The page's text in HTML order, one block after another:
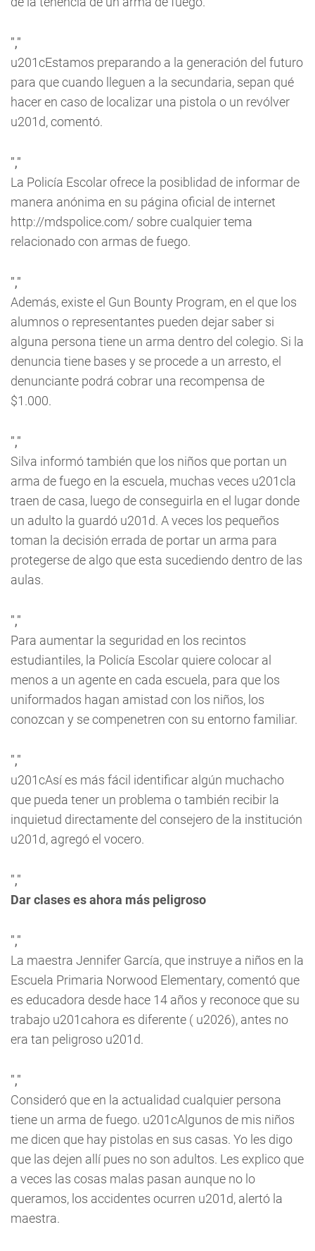
","
u201cEstamos preparando a la generación del futuro
para que cuando lleguen a la secundaria, sepan qué
hacer en caso de localizar una pistola o un revólver
u201d, comentó.
","
La Policía Escolar ofrece la posiblidad de informar de
manera anónima en su página oficial de internet
http://mdspolice.com/ sobre cualquier tema
relacionado con armas de fuego.
","
Además, existe el Gun Bounty Program, en el que los
alumnos o representantes pueden dejar saber si
alguna persona tiene un arma dentro del colegio. Si la
denuncia tiene bases y se procede a un arresto, el
denunciante podrá cobrar una recompensa de
$1.000.
","
Silva informó también que los niños que portan un
arma de fuego en la escuela, muchas veces u201cla
traen de casa, luego de conseguirla en el lugar donde
un adulto la guardó u201d. A veces los pequeños
toman la decisión errada de portar un arma para
protegerse de algo que esta sucediendo dentro de las
aulas.
","
Para aumentar la seguridad en los recintos
estudiantiles, la Policía Escolar quiere colocar al
menos a un agente en cada escuela, para que los
uniformados hagan amistad con los niños, los
conozcan y se compenetren con su entorno familiar.
","
u201cAsí es más fácil identificar algún muchacho
que pueda tener un problema o también recibir la
inquietud directamente del consejero de la institución
u201d, agregó el vocero.
","
Dar clases es ahora más peligroso
","
La maestra Jennifer García, que instruye a niños en la
Escuela Primaria Norwood Elementary, comentó que
es educadora desde hace 14 años y reconoce que su
trabajo u201cahora es diferente ( u2026), antes no
era tan peligroso u201d.
","
Consideró que en la actualidad cualquier persona
tiene un arma de fuego. u201cAlgunos de mis niños
me dicen que hay pistolas en sus casas. Yo les digo
que las dejen allí pues no son adultos. Les explico que
a veces las cosas malas pasan aunque no lo
queramos, los accidentes ocurren u201d, alertó la
maestra.